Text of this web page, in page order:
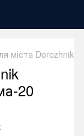
міста Dorozhnik
20